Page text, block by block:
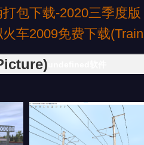
包下载-2020三季度版
火车2009免费下载